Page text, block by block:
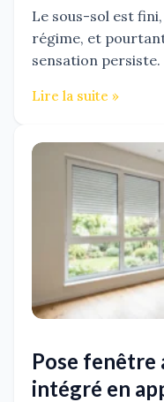
Le sous-sol est
régime, et
sensation
Lire la suite »
Pose
intégré en